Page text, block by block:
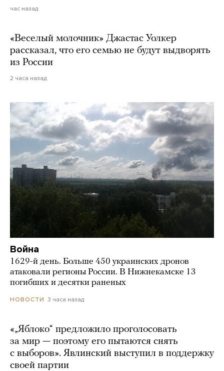
час назад
«Веселый молочник» Джастас Уолкер
рассказал, что его семью не будут выдворять
из России
2 часа назад
Война
1629-й день. Больше 450 украинских дронов
атаковали регионы России. В Нижнекамске 13
погибших и десятки раненых
НОВОСТИ 3 часа назад
«„Яблоко“ предложило проголосовать
за мир — поэтому его пытаются снять
с выборов». Явлинский выступил в поддержку
своей партии